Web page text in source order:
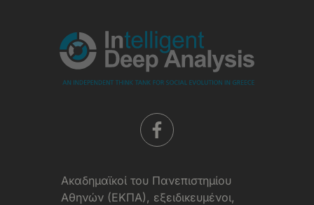
Aκαδημαϊκοί του Πανεπιστημίου
Αθηνών (ΕΚΠΑ), εξειδικευμένοι,